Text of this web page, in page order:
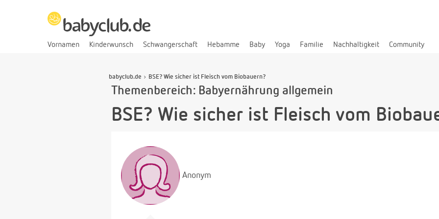
Vornamen Kinderwunsch Schwangerschaft Hebamme Baby Yoga Familie Nachhaltigkeit Community
babyclub.de BSE? Wie sicher ist Fleisch vom Biobauern?
Themenbereich: Babyernährung allgemein
BSE? Wie sicher ist Fleisch vom
Anonym